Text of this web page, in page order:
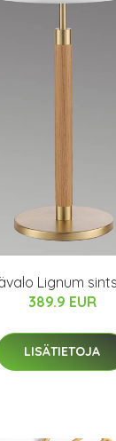
Lignum
389.9 EUR
LISÄTIETOJA